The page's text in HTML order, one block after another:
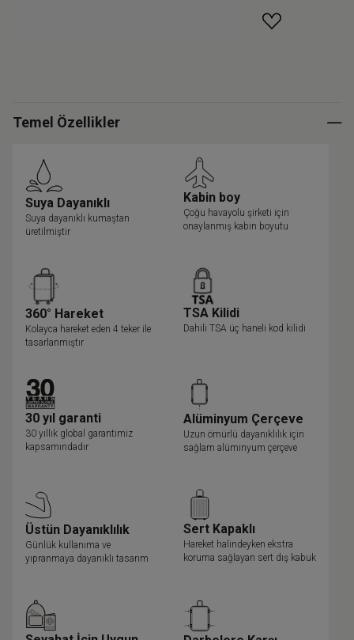
Temel Özellikler
Suya Dayanıklı
Suya dayanıklı kumaştan
üretilmiştir
Kabin boy
Çoğu havayolu şirketi için
onaylanmış kabin boyutu
360° Hareket
Kolayca hareket eden 4 teker ile
tasarlanmıştır
TSA Kilidi
Dahili TSA üç haneli kod kilidi
30 yıl garanti
30 yıllık global garantimiz
kapsamındadır
Alüminyum Çerçeve
Uzun ömürlü dayanıklılık için
sağlam alüminyum çerçeve
Üstün Dayanıklılık
Günlük kullanıma ve
yıpranmaya dayanıklı tasarım
Sert Kapaklı
Hareket halindeyken ekstra
koruma sağlayan sert dış kabuk